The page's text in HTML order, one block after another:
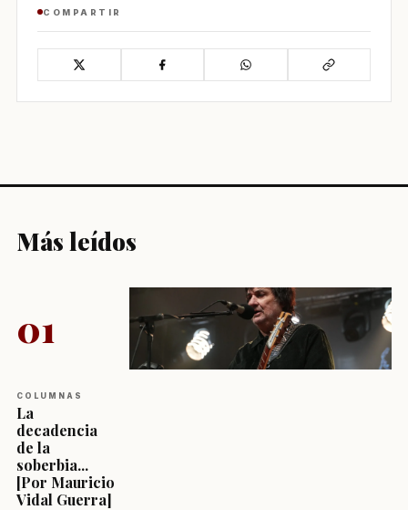
COMPARTIR
Más leídos
01
COLUMNAS
La
decadencia
de la
soberbia...
[Por Mauricio
Vidal Guerra]